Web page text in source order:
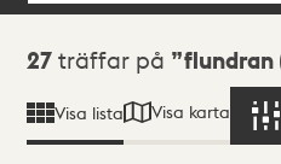
Sökresultat
27 träffar på flundran
Visa lista Visa karta